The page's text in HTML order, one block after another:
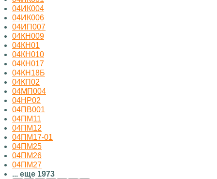
04ИК004
04ИК006
04ИП007
04КН009
04КН01
04КН010
04КН017
04КН18Б
04КП02
04МП004
04НР02
04ПВ001
04ПМ11
04ПМ12
04ПМ17-01
04ПМ25
04ПМ26
04ПМ27
... еще 1973